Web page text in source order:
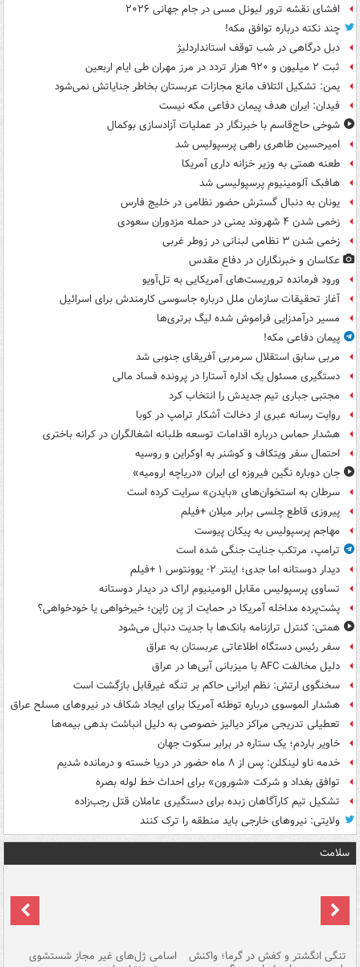
افشای نقشه ترور لیونل مسی در جام جهانی ۲۰۲۶
چند نکته درباره توافق مکه!
دبل درگاهی در شب توقف استانداردلیژ
ثبت ۲ میلیون و ۹۲۰ هزار تردد در مرز مهران طی ایام اربعین
یمن: تشکیل ائتلاف مانع مجازات عربستان بخاطر جنایاتش نمی‌شود
فیدان: ایران هدف پیمان دفاعی مکه نیست
شوخی حاج‌قاسم با خبرنگار در عملیات آزادسازی بوکمال
امیرحسین طاهری راهی پرسپولیس شد
طعنه همتی به وزیر خزانه داری آمریکا
هافبک آلومینیوم پرسپولیسی شد
یونان به دنبال گسترش حضور نظامی در خلیج فارس
زخمی شدن ۴ شهروند یمنی در حمله مزدوران سعودی
زخمی شدن ۳ نظامی لبنانی در زوطر غربی
عکاسان و خبرنگاران در دفاع مقدس
ورود فرمانده تروریست‌های آمریکایی به تل‌آویو
آغاز تحقیقات سازمان ملل درباره جاسوسی کارمندش برای اسرائیل
مسیر درآمدزایی فراموش شده لیگ برتری‌ها
پیمان دفاعی مکه!
مربی سابق استقلال سرمربی آفریقای جنوبی شد
دستگیری مسئول یک اداره آستارا در پرونده فساد مالی
مجتبی جباری تیم جدیدش را انتخاب کرد
روایت رسانه عبری از دخالت آشکار ترامپ در کوبا
هشدار حماس درباره اقدامات توسعه طلبانه اشغالگران در کرانه باختری
احتمال سفر ویتکاف و کوشنر به اوکراین و روسیه
جان دوباره نگین فیروزه ای ایران «دریاچه ارومیه»
سرطان به استخوان‌های «بایدن» سرایت کرده است
پیروزی قاطع چلسی برابر میلان +فیلم
مهاجم پرسپولیس به پیکان پیوست
ترامپ، مرتکب جنایت جنگی شده است
دیدار دوستانه اما جدی؛ اینتر ۲- یوونتوس ۱ +فیلم
تساوی پرسپولیس مقابل الومینیوم اراک در دیدار دوستانه
پشت‌پرده مداخله آمریکا در حمایت از یِن ژاپن؛ خیرخواهی یا خودخواهی؟
همتی: کنترل ترازنامه بانک‌ها با جدیت دنبال می‌شود
سفر رئیس دستگاه اطلاعاتی عربستان به عراق
دلیل مخالفت AFC با میزبانی آبی‌ها در عراق
سخنگوی ارتش: نظم ایرانی حاکم بر تنگه غیرقابل بازگشت است
هشدار الموسوی درباره توطئه آمریکا برای ایجاد شکاف در نیروهای مسلح عراق
تعطیلی تدریجی مراکز دیالیز خصوصی به دلیل انباشت بدهی بیمه‌ها
خاویر باردم؛ یک ستاره در برابر سکوت جهان
خدمه ناو لینکلن: پس از ۸ ماه حضور در دریا خسته و درمانده‌ شدیم
توافق بغداد و شرکت «شورون» برای احداث خط لوله بصره
تشکیل تیم کارآگاهان زبده برای دستگیری عاملان قتل رجب‌زاده
ولایتی: نیروهای خارجی باید منطقه را ترک کنند
سلامت
تنگی انگشتر و کفش در گرما؛ واکنش اسامی ژل‌های غیر مجاز شستشوی